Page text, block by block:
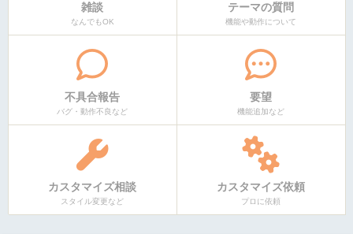
雑談
なんでもOK
テーマの質問
機能や動作について
不具合報告
バグ・動作不良など
要望
機能追加など
カスタマイズ相談
スタイル変更など
カスタマイズ依頼
プロに依頼